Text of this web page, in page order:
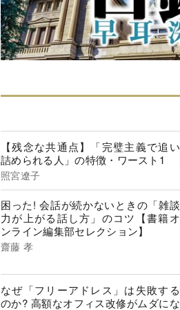
【残念な共通点】「完璧主義で追い
詰められる人」の特徴・ワースト1
照宮遼子
困った! 会話が続かないときの「雑談
力が上がる話し方」のコツ【書籍オ
ンライン編集部セレクション】
齋藤 孝
なぜ「フリーアドレス」は失敗する
のか? 高額なオフィス改修がムダにな